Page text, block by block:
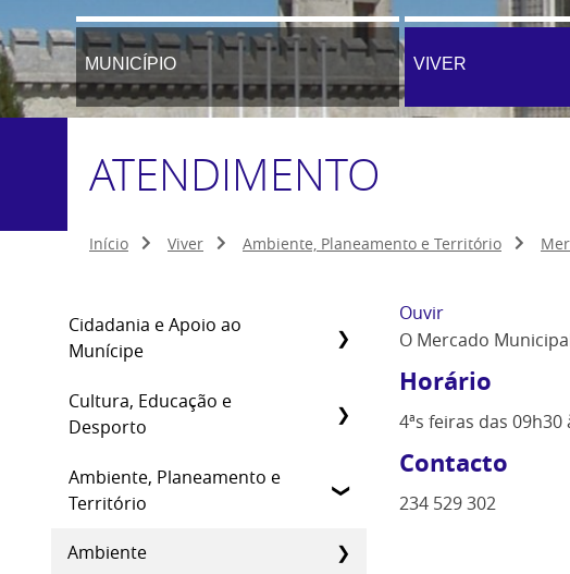
MUNICÍPIO VIVER
ATENDIMENTO
Início Viver Ambiente, Planeamento e Território
Cidadania e Apoio ao
Munícipe
Cultura, Educação e
Desporto
Ambiente, Planeamento e
Território
Ambiente
Ouvir
O Mercado
Horário
4ªs feiras das 09h30
Contacto
234 529 302